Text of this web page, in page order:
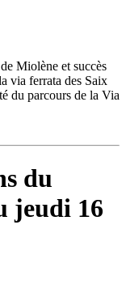
Miolène et succès
via ferrata des Saix
du parcours de la Via
du
jeudi 16